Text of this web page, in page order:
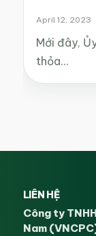
April 12, 2023
Mới đây,
thỏa…
LIÊN HỆ
Công ty
Nam